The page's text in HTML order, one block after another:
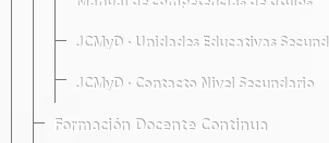
JCMyD · Unidades Educativas
JCMyD · Contacto Nivel Secundario
Formación Docente Continua